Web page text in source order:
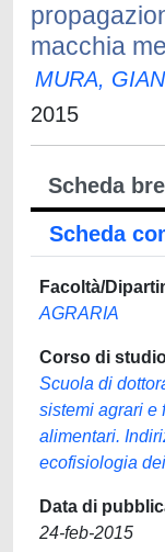
macchia
MURA,
2015
Scheda
Scheda
Facoltà/
AGRARIA
Corso di
Scuola di
sistemi agrari e
alimentari.
ecofisiologia
Data di
24-feb-2015